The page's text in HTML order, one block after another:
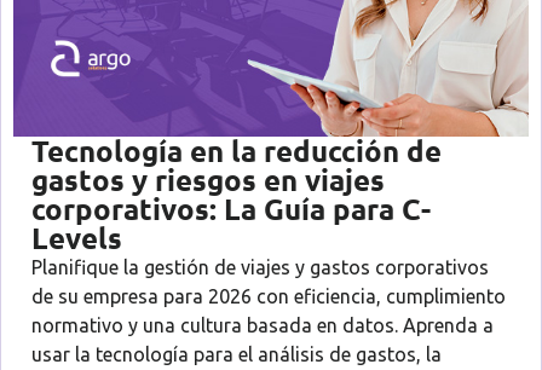
Tecnología en la reducción de
gastos y riesgos en viajes
corporativos: La Guía para C-
Levels
Planifique la gestión de viajes y gastos corporativos
de su empresa para 2026 con eficiencia, cumplimiento
normativo y una cultura basada en datos. Aprenda a
usar la tecnología para el análisis de gastos, la